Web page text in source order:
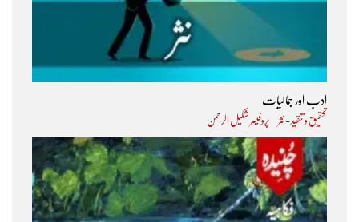
ادب اور جمالیات
تحقیق و تنقید - نثر پروفیسر شکیل الرحمن